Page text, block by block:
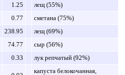
1.25
лещ (55%)
0.77
сметана (75%)
238.95
лещ (69%)
74.77
сыр (56%)
0.33 лук репчатый (92%)
капуста белокочанная,